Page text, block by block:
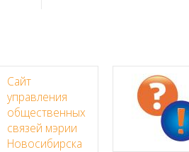
Сайт
управления
общественных
связей мэрии
Новосибирска